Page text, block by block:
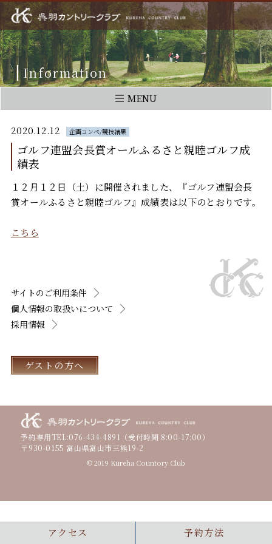
Information
MENU
2020.12.12 企画コンペ/競技結果
ゴルフ連盟会長賞オールふるさと親睦ゴルフ成
績表
１２月１２日（土）に開催されました、『ゴルフ連盟会長
賞オールふるさと親睦ゴルフ』成績表は以下のとおりです。
こちら
サイトのご利用条件
個人情報の取扱いについて
採用情報
ゲストの方へ
予約専用TEL:076-434-4891 （受付時間 8:00-17:00）
〒930-0155 富山県富山市三熊19-2
© 2019 Kureha Countory Club
アクセス 予約方法